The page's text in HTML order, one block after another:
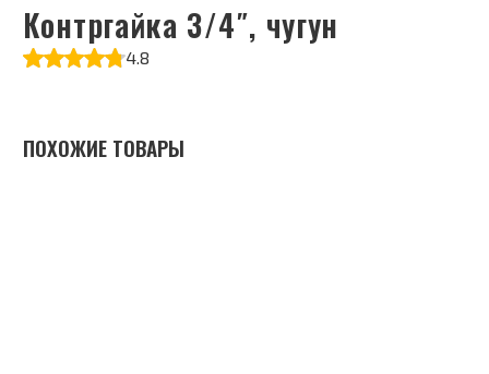
Контргайка 3/4″, чугун
4.8
ПОХОЖИЕ ТОВАРЫ